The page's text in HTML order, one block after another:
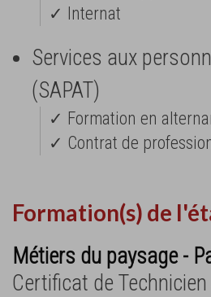
✓ Internat
Services aux
(SAPAT)
✓ Formation en
✓ Contrat de
Formation(s) de
Métiers du paysage -
Certificat de